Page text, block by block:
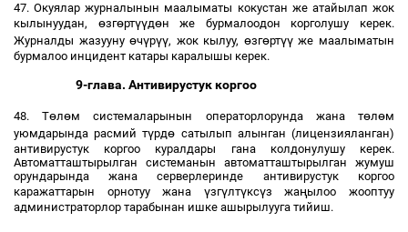
47. Окуялар журналынын маалыматы кокустан же атайылап жок
кылынуудан, өзгөртүүдөн же бурмалоодон корголушу керек.
Журналды жазуунуөчүрүү, жок кылуу, өзгөртүүже маалыматын
бурмалоо инцидент катары каралышы керек.
9-глава. Антивирустук коргоо
48. Төлөм системаларынын операторлорунда жана төлөм
уюмдарында расмий түрдө сатылып алынган (лицензияланган)
антивирустук коргоо куралдары гана колдонулушу керек.
Автоматташтырылган системанын автоматташтырылган жумуш
орундарында жана серверлеринде антивирустук коргоо
каражаттарын орнотуу жана үзгүлтүксүз жаңылоо жооптуу
администраторлор тарабынан ишке ашырылууга тийиш.